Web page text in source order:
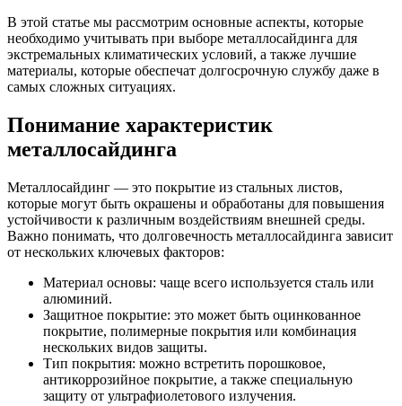
В этой статье мы рассмотрим основные аспекты, которые
необходимо учитывать при выборе металлосайдинга для
экстремальных климатических условий, а также лучшие
материалы, которые обеспечат долгосрочную службу даже в
самых сложных ситуациях.
Понимание характеристик
металлосайдинга
Металлосайдинг — это покрытие из стальных листов,
которые могут быть окрашены и обработаны для повышения
устойчивости к различным воздействиям внешней среды.
Важно понимать, что долговечность металлосайдинга зависит
от нескольких ключевых факторов:
Материал основы: чаще всего используется сталь или
алюминий.
Защитное покрытие: это может быть оцинкованное
покрытие, полимерные покрытия или комбинация
нескольких видов защиты.
Тип покрытия: можно встретить порошковое,
антикоррозийное покрытие, а также специальную
защиту от ультрафиолетового излучения.